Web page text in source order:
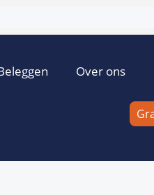
Over ons